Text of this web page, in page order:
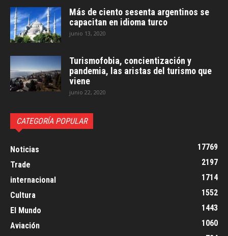
Más de ciento sesenta argentinos se
capacitan en idioma turco
junio 13, 2020
Turismofobia, concientización y
pandemia, las aristas del turismo que
viene
junio 22, 2020
CATEGORÍA POPULAR
Noticias
17769
Trade
2197
internacional
1714
Cultura
1552
El Mundo
1443
Aviación
1060